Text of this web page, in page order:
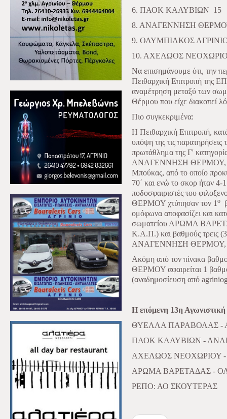
6. ΠΑΟΚ ΚΑΛΥΒΙΩΝ 15
8. ΑΝΑΓΕΝΝΗΣΗ
9. ΟΛΥΜΠΙΑΚΟΣ
10. ΑΧΕΛΩΟΣ
Να επισημάνουμε ότι, την
Πειθαρχική Επιτροπή της
αναμέτρηση μεταξύ των
Θέρμου που είχε διακοπεί
Πιο συγκεκριμένα:
Η Πειθαρχική Επιτροπή,
υπόψη της τις
πρωτάθλημα της Γ'
ΑΝΑΓΕΝΝΗΣΗ ΘΕΡΜΟΥ, που
Μπούκας, από το οποίο
70΄ και ενώ το σκορ ήταν 4-
ποδοσφαιριστές του
ΘΕΡΜΟΥ χτύπησαν τον 1 ο
ομόφωνα αποφασίζει και
σωματείου ΑΡΩΜΑ
Κ.Α.Π.) και βαθμούς τρεις
ΑΝΑΓΕΝΝΗΣΗ ΘΕΡΜΟΥ, με
Ακόμη από τον πίνακα
ΘΕΡΜΟΥ αφαιρείται 1
(αναδημοσίευση από
Η επόμενη 13η Αγωνιστική
ΘΥΕΛΛΑ ΠΑΡΑΒΟΛΑΣ -
ΠΑΟΚ ΚΑΛΥΒΙΩΝ -
ΑΧΕΛΩΟΣ ΝΕΟΧΩΡΙΟΥ
ΑΡΩΜΑ ΒΑΡΕΤΑΔΑΣ -
ΡΕΠΟ: ΑΟ ΣΚΟΥΤΕΡΑΣ